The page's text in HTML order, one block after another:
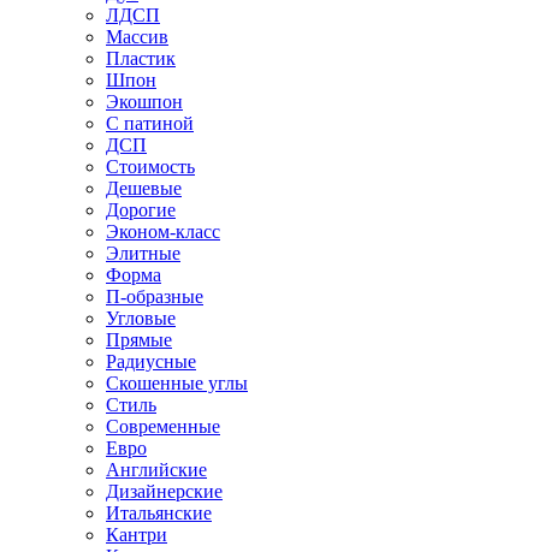
ЛДСП
Массив
Пластик
Шпон
Экошпон
С патиной
ДСП
Стоимость
Дешевые
Дорогие
Эконом-класс
Элитные
Форма
П-образные
Угловые
Прямые
Радиусные
Скошенные углы
Стиль
Современные
Евро
Английские
Дизайнерские
Итальянские
Кантри